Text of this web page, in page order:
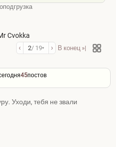
Cvokka
‹ 2/ 19▾ › В конец »|
45постов
Уходи, тебя не звали